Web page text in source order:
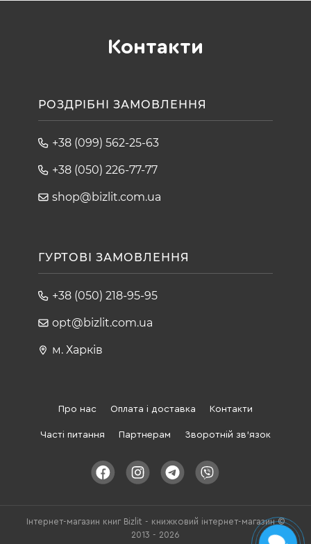
Контакти
РОЗДРІБНІ ЗАМОВЛЕННЯ
+38 (099) 562-25-63
+38 (050) 226-77-77
shop@bizlit.com.ua
ГУРТОВІ ЗАМОВЛЕННЯ
+38 (050) 218-95-95
opt@bizlit.com.ua
м. Харків
Про нас Оплата і доставка Контакти
Часті питання Партнерам Зворотній зв'язок
Інтернет-магазин книг Bizlit - книжковий інтернет-магазин ©
2013 - 2026